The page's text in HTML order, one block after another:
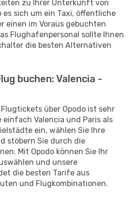
zu Ihrer Unterkunft von
es sich um ein Taxi, öffentliche
einen im Voraus gebuchten
Flughafenpersonal sollte Ihnen
die besten Alternativen
buchen: Valencia -
über Opodo ist sehr
einfach Valencia und Paris als
ein, wählen Sie Ihre
stöbern Sie durch die
Mit Opodo können Sie Ihr
und unsere
die besten Tarife aus
und Flugkombinationen.